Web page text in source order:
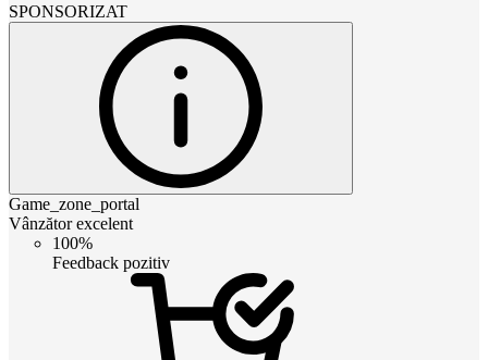
SPONSORIZAT
Game_zone_portal
Vânzător excelent
100%
Feedback pozitiv